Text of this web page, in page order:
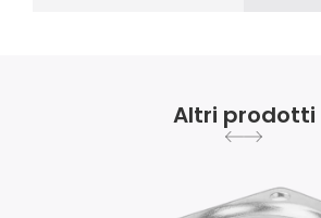
Altri prodotti